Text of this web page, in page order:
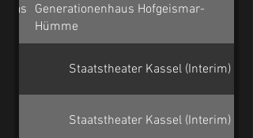
Generationenhaus Hofgeismar-
Hümme
Staatstheater Kassel (Interim)
Staatstheater Kassel (Interim)